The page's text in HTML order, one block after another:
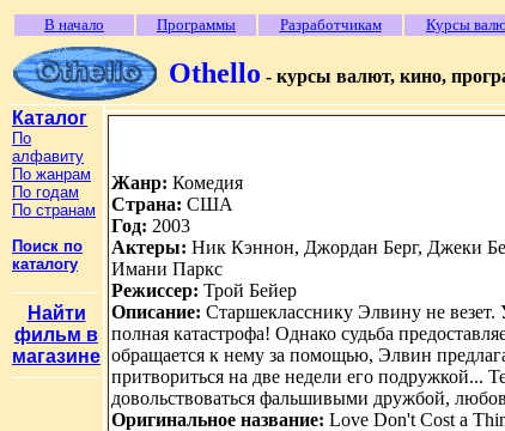
В начало Программы Разработчикам Курсы
Othello - курсы валют, кино,
Каталог
По
алфавиту
По жанрам
По годам
По странам
Поиск по
каталогу
Найти
фильм в
магазине
Жанр: Комедия
Страна: США
Год: 2003
Актеры: Ник Кэннон, Джордан Берг, Джеки
Имани Паркс
Режиссер: Трой Бейер
Описание: Старшекласснику Элвину не
полная катастрофа! Однако судьба
обращается к нему за помощью, Элвин
притвориться на две недели его подружкой...
довольствоваться фальшивыми дружбой,
Оригинальное название: Love Don't Cost a